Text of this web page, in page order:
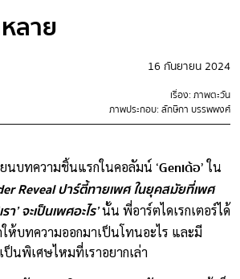
ลาย
16 กันยายน 2024
เรื่อง: ภาพตะวัน
ภาพประกอบ: ลักษิกา บรรพพงศ์
ยนบทความชิ้นแรกในคอลัมน์ ‘Genเด้อ’ใน
Reveal ปาร์ตี้ทายเพศ ในยุคสมัยที่เพศ
’ จะเป็นเพศอะไร’นั้น พี่อาร์ตไดเรกเตอร์ได้
ห้บทความออกมาเป็นโทนอะไร และมี
นพิเศษไหมที่เราอยากเล่า